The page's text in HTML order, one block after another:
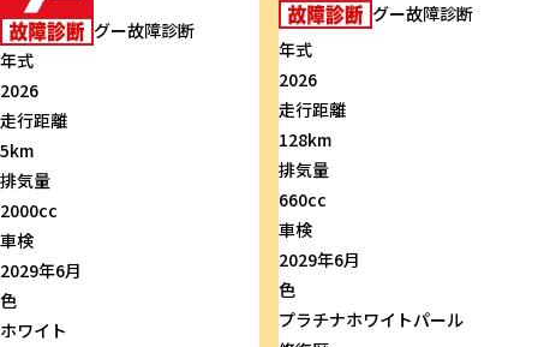
グー故障診断
年式
2026
走行距離
5km
排気量
2000cc
車検
2029年6月
色
ホワイト
グー故障診断
年式
2026
走行距離
128km
排気量
660cc
車検
2029年6月
色
プラチナホワイトパール